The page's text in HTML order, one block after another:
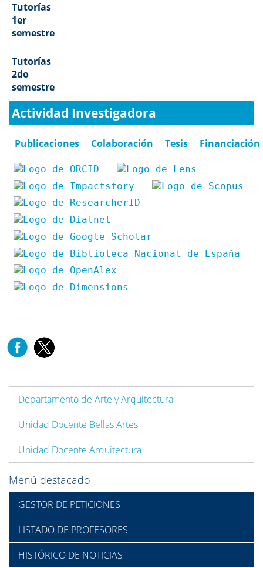
Tutorías
1er
semestre
Tutorías
2do
semestre
Actividad Investigadora
Publicaciones Colaboración Tesis Financiación
Departamento de Arte y Arquitectura
Unidad Docente Bellas Artes
Unidad Docente Arquitectura
Menú destacado
GESTOR DE PETICIONES
LISTADO DE PROFESORES
HISTÓRICO DE NOTICIAS